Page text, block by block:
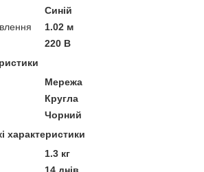
Синій
1.02 м
220 В
Мережа
Кругла
Чорний
характеристики
1.3 кг
14 днів